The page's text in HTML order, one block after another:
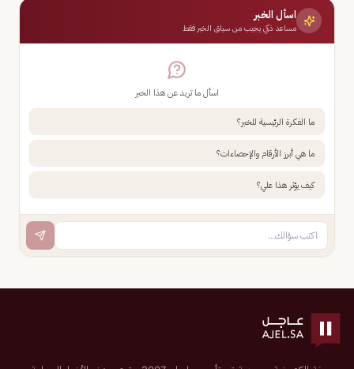
اسأل الخبر
مساعد ذكي يجيب من سياق الخبر فقط
اسأل ما تريد عن هذا الخبر
ما الفكرة الرئيسية للخبر؟
ما هي أبرز الأرقام والإحصاءات؟
كيف يؤثر هذا علي؟